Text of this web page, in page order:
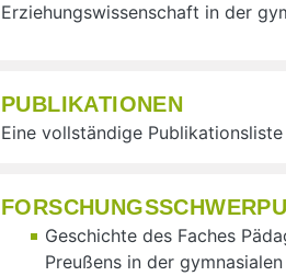
Erziehungswissenschaft in der
PUBLIKATIONEN
Eine vollständige
Geschichte des Faches
Preußens in der